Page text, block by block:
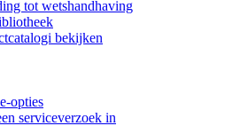
tot wetshandhaving
bekijken
opties
serviceverzoek in